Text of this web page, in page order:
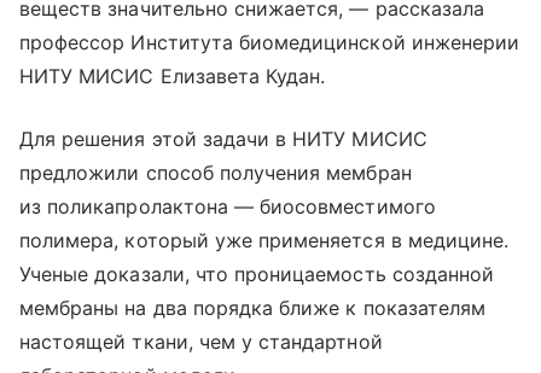
веществ значительно снижается, — рассказала
профессор Института биомедицинской инженерии
НИТУ МИСИС Елизавета Кудан.
Для решения этой задачи в НИТУ МИСИС
предложили способ получения мембран
из поликапролактона — биосовместимого
полимера, который уже применяется в медицине.
Ученые доказали, что проницаемость созданной
мембраны на два порядка ближе к показателям
настоящей ткани, чем у стандартной